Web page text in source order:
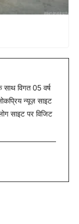
विगत 05 वर्ष
न्यूज़ साइट
साइट पर विजिट